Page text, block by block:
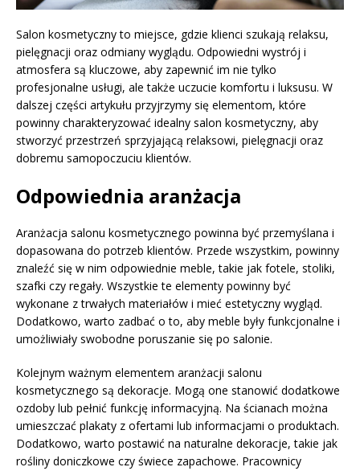
Salon kosmetyczny to miejsce, gdzie klienci szukają relaksu,
pielęgnacji oraz odmiany wyglądu. Odpowiedni wystrój i
atmosfera są kluczowe, aby zapewnić im nie tylko
profesjonalne usługi, ale także uczucie komfortu i luksusu. W
dalszej części artykułu przyjrzymy się elementom, które
powinny charakteryzować idealny salon kosmetyczny, aby
stworzyć przestrzeń sprzyjającą relaksowi, pielęgnacji oraz
dobremu samopoczuciu klientów.
Odpowiednia aranżacja
Aranżacja salonu kosmetycznego powinna być przemyślana i
dopasowana do potrzeb klientów. Przede wszystkim, powinny
znaleźć się w nim odpowiednie meble, takie jak fotele, stoliki,
szafki czy regały. Wszystkie te elementy powinny być
wykonane z trwałych materiałów i mieć estetyczny wygląd.
Dodatkowo, warto zadbać o to, aby meble były funkcjonalne i
umożliwiały swobodne poruszanie się po salonie.
Kolejnym ważnym elementem aranżacji salonu
kosmetycznego są dekoracje. Mogą one stanowić dodatkowe
ozdoby lub pełnić funkcję informacyjną. Na ścianach można
umieszczać plakaty z ofertami lub informacjami o produktach.
Dodatkowo, warto postawić na naturalne dekoracje, takie jak
rośliny doniczkowe czy świece zapachowe. Pracownicy